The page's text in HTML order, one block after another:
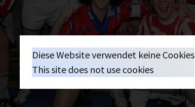
Diese Website verwendet keine Cookies
This site does not use cookies